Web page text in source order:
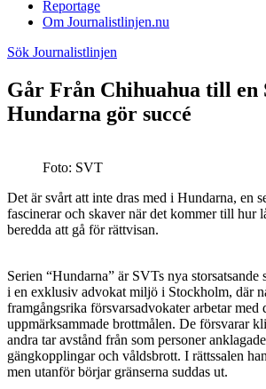
Reportage
Om Journalistlinjen.nu
Sök Journalistlinjen
Går Från Chihuahua till en
Hundarna gör succé
Foto: SVT
Det är svårt att inte dras med i Hundarna, en
fascinerar och skaver när det kommer till hur
beredda att gå för rättvisan.
Serien “Hundarna” är SVTs nya storsatsande
i en exklusiv advokat miljö i Stockholm, där
framgångsrika försvarsadvokater arbetar med
uppmärksammade brottmålen. De försvarar
andra tar avstånd från som personer
gängkopplingar och våldsbrott. I rättssalen
men utanför börjar gränserna suddas ut.